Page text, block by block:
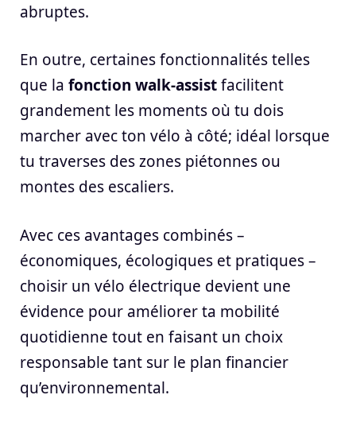
abruptes.
En outre, certaines fonctionnalités telles
que la fonction walk-assistfacilitent
grandement les moments où tu dois
marcher avec ton vélo à côté; idéal lorsque
tu traverses des zones piétonnes ou
montes des escaliers.
Avec ces avantages combinés –
économiques, écologiques et pratiques –
choisir un vélo électrique devient une
évidence pour améliorer ta mobilité
quotidienne tout en faisant un choix
responsable tant sur le plan financier
qu’environnemental.